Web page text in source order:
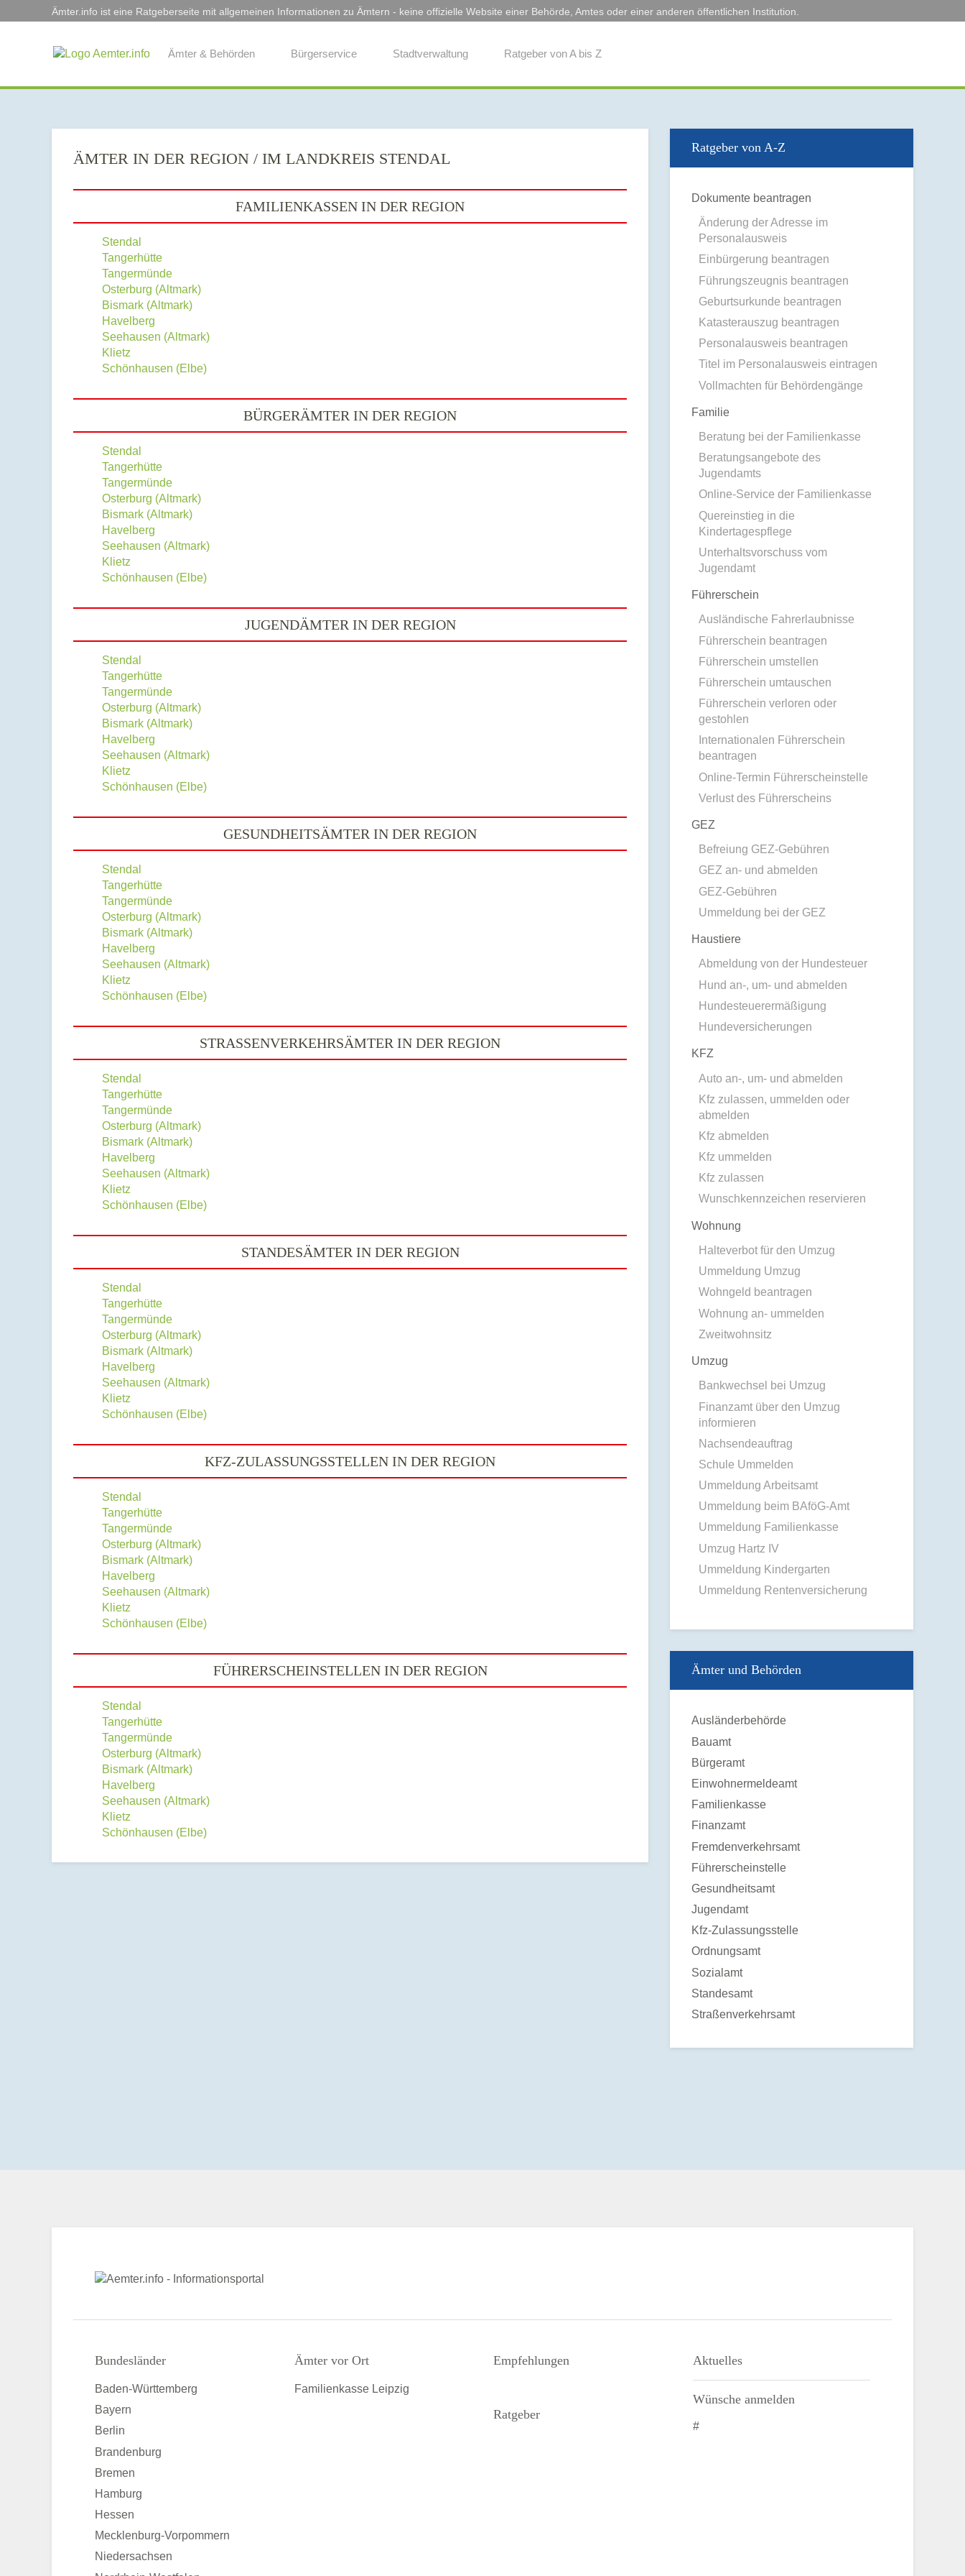
Ämter.info ist eine Ratgeberseite mit allgemeinen Informationen zu Ämtern - keine offizielle Website einer Behörde, Amtes oder einer anderen öffentlichen Institution.
Ämter & Behörden Bürgerservice Stadtverwaltung Ratgeber von A bis Z
ÄMTER IN DER REGION / IM LANDKREIS STENDAL
FAMILIENKASSEN IN DER REGION
Stendal
Tangerhütte
Tangermünde
Osterburg (Altmark)
Bismark (Altmark)
Havelberg
Seehausen (Altmark)
Klietz
Schönhausen (Elbe)
BÜRGERÄMTER IN DER REGION
Stendal
Tangerhütte
Tangermünde
Osterburg (Altmark)
Bismark (Altmark)
Havelberg
Seehausen (Altmark)
Klietz
Schönhausen (Elbe)
JUGENDÄMTER IN DER REGION
Stendal
Tangerhütte
Tangermünde
Osterburg (Altmark)
Bismark (Altmark)
Havelberg
Seehausen (Altmark)
Klietz
Schönhausen (Elbe)
GESUNDHEITSÄMTER IN DER REGION
Stendal
Tangerhütte
Tangermünde
Osterburg (Altmark)
Bismark (Altmark)
Havelberg
Seehausen (Altmark)
Klietz
Schönhausen (Elbe)
STRASSENVERKEHRSÄMTER IN DER REGION
Stendal
Tangerhütte
Tangermünde
Osterburg (Altmark)
Bismark (Altmark)
Havelberg
Seehausen (Altmark)
Klietz
Schönhausen (Elbe)
STANDESÄMTER IN DER REGION
Stendal
Tangerhütte
Tangermünde
Osterburg (Altmark)
Bismark (Altmark)
Havelberg
Seehausen (Altmark)
Klietz
Schönhausen (Elbe)
KFZ-ZULASSUNGSSTELLEN IN DER REGION
Stendal
Tangerhütte
Tangermünde
Osterburg (Altmark)
Bismark (Altmark)
Havelberg
Seehausen (Altmark)
Klietz
Schönhausen (Elbe)
FÜHRERSCHEINSTELLEN IN DER REGION
Stendal
Tangerhütte
Tangermünde
Osterburg (Altmark)
Bismark (Altmark)
Havelberg
Seehausen (Altmark)
Klietz
Schönhausen (Elbe)
Ratgeber von A-Z
Dokumente beantragen
Änderung der Adresse im
Personalausweis
Einbürgerung beantragen
Führungszeugnis beantragen
Geburtsurkunde beantragen
Katasterauszug beantragen
Personalausweis beantragen
Titel im Personalausweis eintragen
Vollmachten für Behördengänge
Familie
Beratung bei der Familienkasse
Beratungsangebote des
Jugendamts
Online-Service der Familienkasse
Quereinstieg in die
Kindertagespflege
Unterhaltsvorschuss vom
Jugendamt
Führerschein
Ausländische Fahrerlaubnisse
Führerschein beantragen
Führerschein umstellen
Führerschein umtauschen
Führerschein verloren oder
gestohlen
Internationalen Führerschein
beantragen
Online-Termin Führerscheinstelle
Verlust des Führerscheins
GEZ
Befreiung GEZ-Gebühren
GEZ an- und abmelden
GEZ-Gebühren
Ummeldung bei der GEZ
Haustiere
Abmeldung von der Hundesteuer
Hund an-, um- und abmelden
Hundesteuerermäßigung
Hundeversicherungen
KFZ
Auto an-, um- und abmelden
Kfz zulassen, ummelden oder
abmelden
Kfz abmelden
Kfz ummelden
Kfz zulassen
Wunschkennzeichen reservieren
Wohnung
Halteverbot für den Umzug
Ummeldung Umzug
Wohngeld beantragen
Wohnung an- ummelden
Zweitwohnsitz
Umzug
Bankwechsel bei Umzug
Finanzamt über den Umzug
informieren
Nachsendeauftrag
Schule Ummelden
Ummeldung Arbeitsamt
Ummeldung beim BAföG-Amt
Ummeldung Familienkasse
Umzug Hartz IV
Ummeldung Kindergarten
Ummeldung Rentenversicherung
Ämter und Behörden
Ausländerbehörde
Bauamt
Bürgeramt
Einwohnermeldeamt
Familienkasse
Finanzamt
Fremdenverkehrsamt
Führerscheinstelle
Gesundheitsamt
Jugendamt
Kfz-Zulassungsstelle
Ordnungsamt
Sozialamt
Standesamt
Straßenverkehrsamt
Bundesländer
Baden-Württemberg
Bayern
Berlin
Brandenburg
Bremen
Hamburg
Hessen
Mecklenburg-Vorpommern
Niedersachsen
Ämter vor Ort
Familienkasse Leipzig
Empfehlungen
Ratgeber
Aktuelles
Wünsche anmelden
#